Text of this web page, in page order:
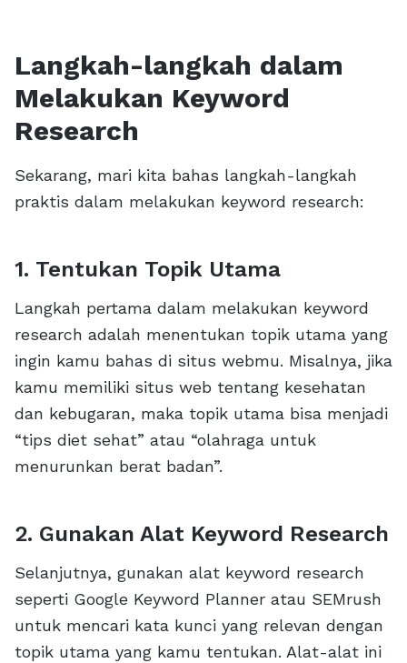
Langkah-langkah dalam
Melakukan Keyword
Research
Sekarang, mari kita bahas langkah-langkah
praktis dalam melakukan keyword research:
1. Tentukan Topik Utama
Langkah pertama dalam melakukan keyword
research adalah menentukan topik utama yang
ingin kamu bahas di situs webmu. Misalnya, jika
kamu memiliki situs web tentang kesehatan
dan kebugaran, maka topik utama bisa menjadi
“tips diet sehat” atau “olahraga untuk
menurunkan berat badan”.
2. Gunakan Alat Keyword Research
Selanjutnya, gunakan alat keyword research
seperti Google Keyword Planner atau SEMrush
untuk mencari kata kunci yang relevan dengan
topik utama yang kamu tentukan. Alat-alat ini